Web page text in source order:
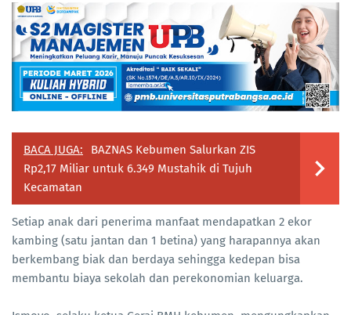
BACA JUGA:
BAZNAS Kebumen Salurkan ZIS
Rp2,17 Miliar untuk 6.349 Mustahik di Tujuh
Kecamatan
Setiap anak dari penerima manfaat mendapatkan 2 ekor
kambing (satu jantan dan 1 betina) yang harapannya akan
berkembang biak dan berdaya sehingga kedepan bisa
membantu biaya sekolah dan perekonomian keluarga.